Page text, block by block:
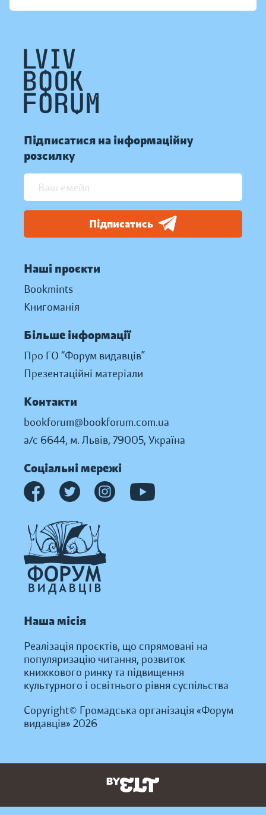
Підписатися на інформаційну
розсилку
Підписатись
Наші проєкти
Bookmints
Книгоманія
Більше інформації
Про ГО “Форум видавців”
Презентаційні матеріали
Контакти
bookforum@bookforum.com.ua
а/с 6644, м. Львів, 79005, Україна
Соціальні мережі
Наша місія
Реалізація проєктів, що спрямовані на
популяризацію читання, розвиток
книжкового ринку та підвищення
культурного і освітнього рівня суспільства
Copyright© Громадська організація «Форум
видавців» 2026